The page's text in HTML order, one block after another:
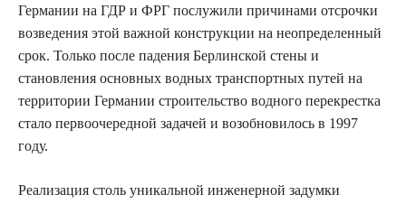
Германии на ГДР и ФРГ послужили причинами отсрочки
возведения этой важной конструкции на неопределенный
срок. Только после падения Берлинской стены и
становления основных водных транспортных путей на
территории Германии строительство водного перекрестка
стало первоочередной задачей и возобновилось в 1997
году.
Реализация столь уникальной инженерной задумки